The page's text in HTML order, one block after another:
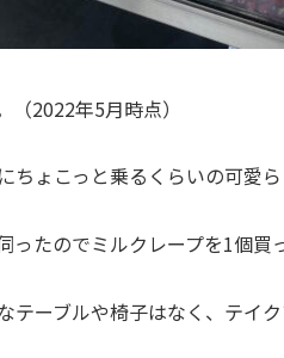
（2022年5月時点）
ちょこっと乗るくらいの可愛
たのでミルクレープを1個買
ーブルや椅子はなく、テイク